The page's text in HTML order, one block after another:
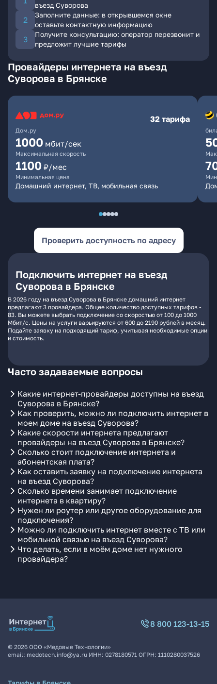
въезд Суворова
Заполните данные: в открывшемся окне
оставьте контактную информацию
Получите консультацию: оператор перезвонит и
предложит лучшие тарифы
Провайдеры интернета на въезд
Суворова в Брянске
Дом.ру
32 тарифа
1000 мбит/сек
Максимальная скорость
1100 ₽/мес
Минимальная цена
Домашний интернет, ТВ, мобильная связь
Проверить доступность по адресу
Подключить интернет на въезд
Суворова в Брянске
В 2026 году на въезд Суворова в Брянске домашний интернет
предлагают 3 провайдера. Общее количество доступных тарифов -
83. Вы можете выбрать подключение со скоростью от 100 до 1000
Мбит/с. Цены на услуги варьируются от 600 до 2190 рублей в месяц.
Подайте заявку на подходящий тариф, учитывая необходимые опции
и стоимость.
Часто задаваемые вопросы
Какие интернет-провайдеры доступны на въезд
Суворова в Брянске?
Как проверить, можно ли подключить интернет в
моем доме на въезд Суворова?
Какие скорости интернета предлагают
провайдеры на въезд Суворова в Брянске?
Сколько стоит подключение интернета и
абонентская плата?
Как оставить заявку на подключение интернета
на въезд Суворова?
Сколько времени занимает подключение
интернета в квартиру?
Нужен ли роутер или другое оборудование для
подключения?
Можно ли подключить интернет вместе с ТВ или
мобильной связью на въезд Суворова?
Что делать, если в моём доме нет нужного
провайдера?
8 800 123-13-15
© 2026 ООО «Медовые Технологии»
email: medotech.info@ya.ru ИНН: 0278180571 ОГРН: 1110280037526